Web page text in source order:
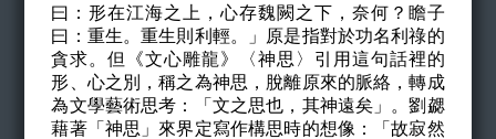
曰：形在江海之上，心存魏闕之下，奈何？瞻子
曰：重生。重生則利輕。
」原是指對於功名利祿的
貪求。但《文心雕龍》
〈神思〉引用這句話裡的
形、心之別，稱之為神思，脫離原來的脈絡，轉成
為文學藝術思考：「文之思也，其神遠矣」。劉勰
藉著「神思」來界定寫作構思時的想像：「故寂然